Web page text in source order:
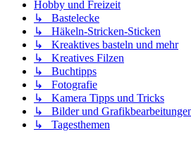
Hobby und Freizeit
↳ Bastelecke
↳ Häkeln-Stricken-Sticken
↳ Kreaktives basteln und mehr
↳ Kreatives Filzen
↳ Buchtipps
↳ Fotografie
↳ Kamera Tipps und Tricks
↳ Bilder und
↳ Tagesthemen